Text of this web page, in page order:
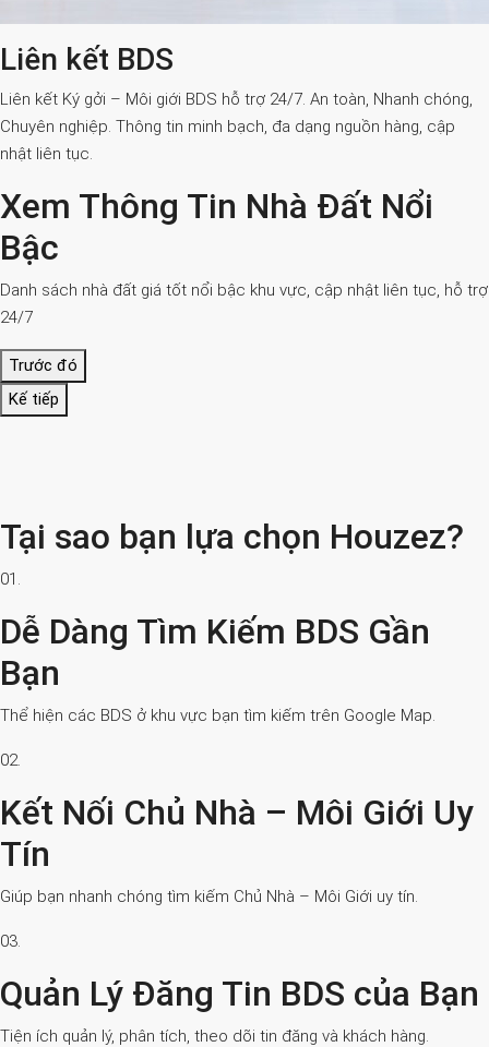
Liên kết BDS
Liên kết Ký gởi – Môi giới BDS hỗ trợ 24/7. An toàn, Nhanh chóng,
Chuyên nghiệp. Thông tin minh bạch, đa dạng nguồn hàng, cập
nhật liên tục.
Xem Thông Tin Nhà Đất Nổi
Bậc
Danh sách nhà đất giá tốt nổi bậc khu vực, cập nhật liên tục, hỗ trợ
24/7
Trước đó
Kế tiếp
Tại sao bạn lựa chọn Houzez?
01.
Dễ Dàng Tìm Kiếm BDS Gần
Bạn
Thể hiện các BDS ở khu vực bạn tìm kiếm trên Google Map.
02.
Kết Nối Chủ Nhà – Môi Giới Uy
Tín
Giúp bạn nhanh chóng tìm kiếm Chủ Nhà – Môi Giới uy tín.
03.
Quản Lý Đăng Tin BDS của Bạn
Tiện ích quản lý, phân tích, theo dõi tin đăng và khách hàng.